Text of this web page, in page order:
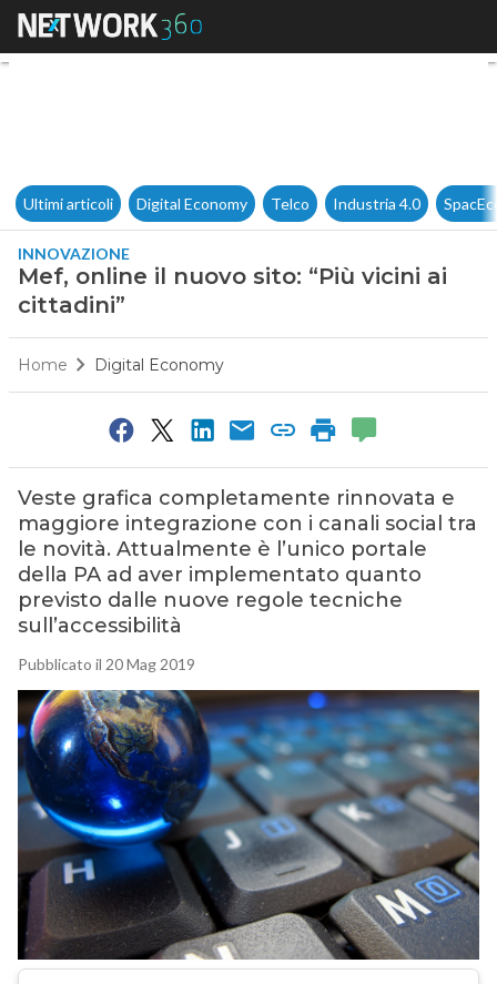
Mef, online il nuovo sito: “Più
Ultimi articoli Digital Economy Telco Industria 4.0
INNOVAZIONE
Mef, online il nuovo sito: “Più vicini ai
cittadini”
Home Digital Economy
Veste grafica completamente rinnovata e
maggiore integrazione con i canali social tra
le novità. Attualmente è l’unico portale
della PA ad aver implementato quanto
previsto dalle nuove regole tecniche
sull’accessibilità
Pubblicato il 20 Mag 2019